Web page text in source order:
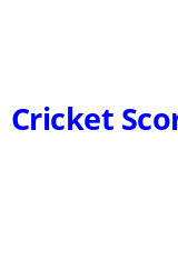
Cricket